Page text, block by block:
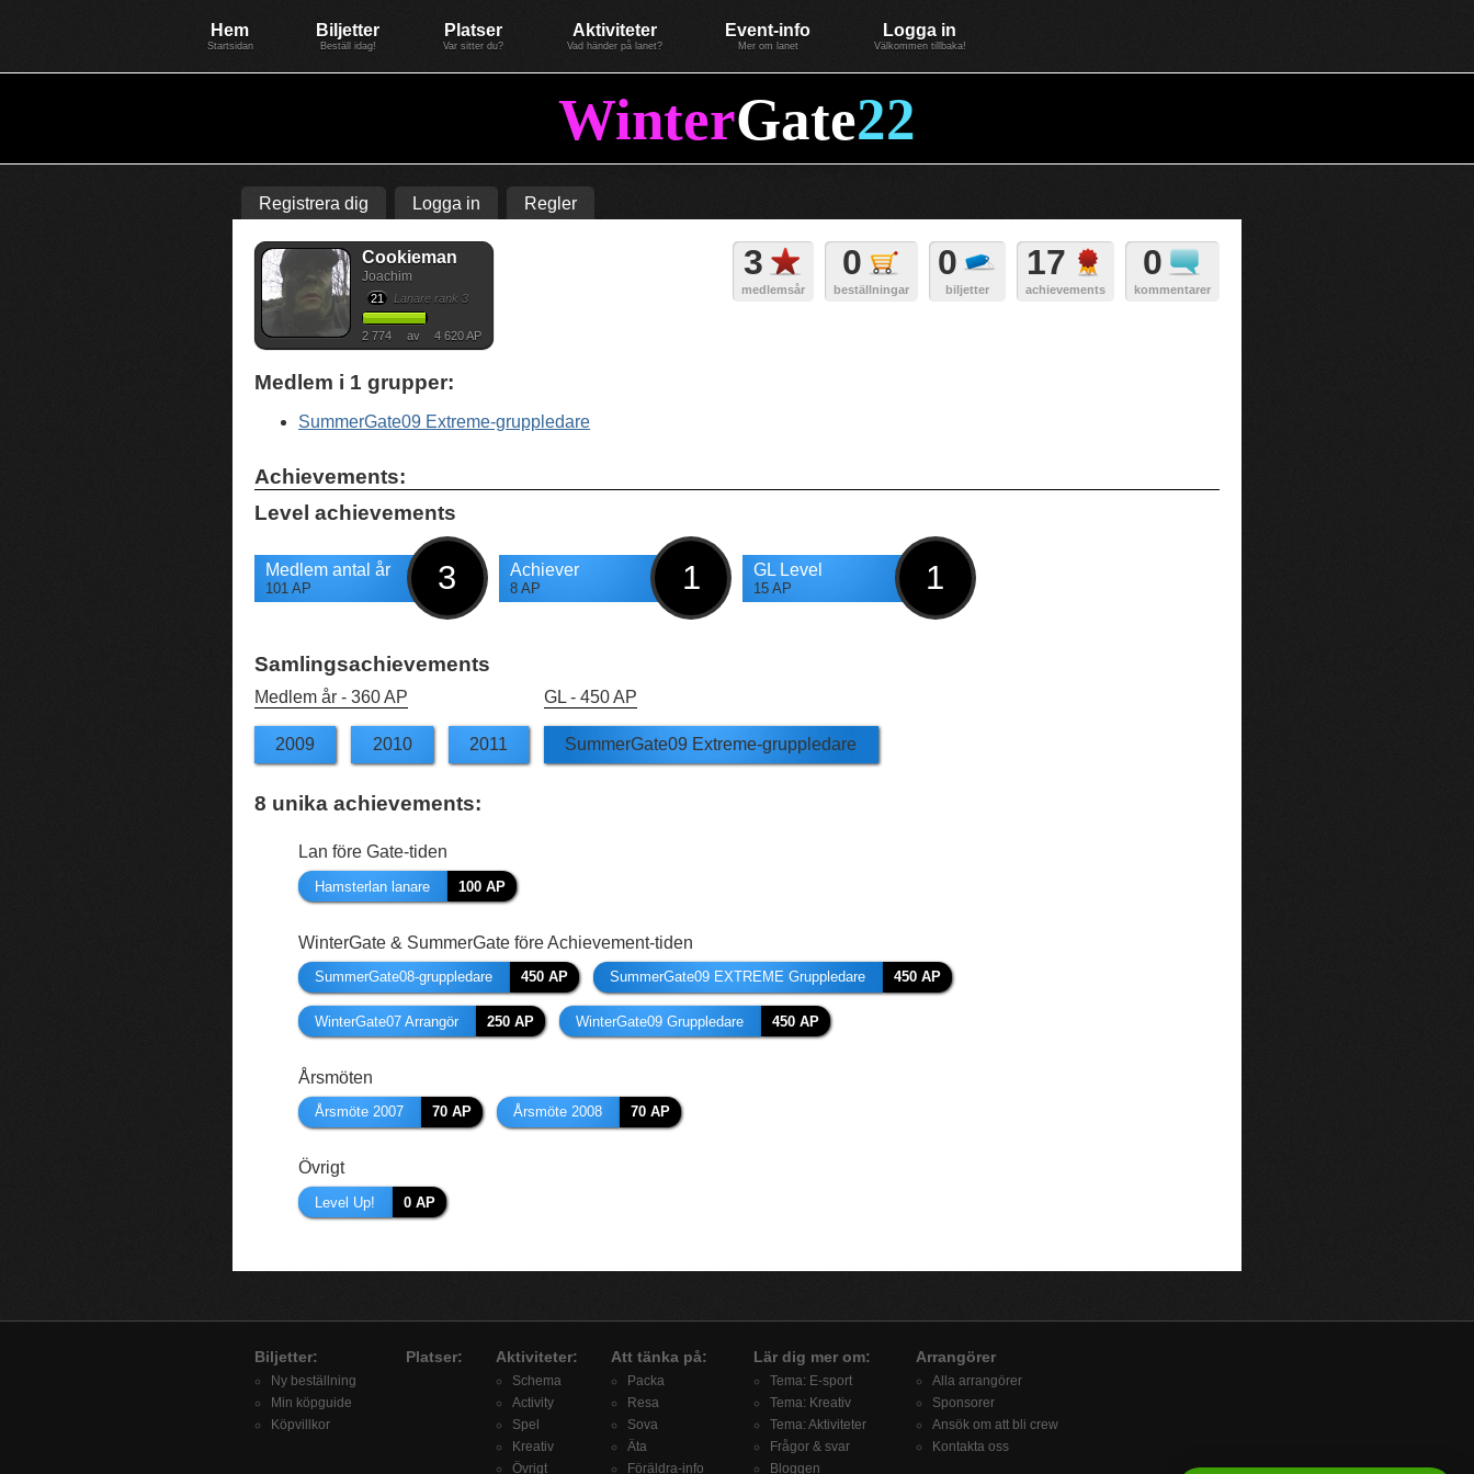
Hem
Startsidan
Biljetter
Beställ idag!
Platser
Var sitter du?
Aktiviteter
Vad händer på lanet?
Event-info
Mer om lanet
Logga in
Välkommen tillbaka!
WinterGate22
Registrera dig Logga in Regler
Cookieman
Joachim
21 Lanare rank 3
2 774 av 4 620 AP
0
kommentarer
17
achievements
0
biljetter
0
beställningar
3
medlemsår
Medlem i 1 grupper:
SummerGate09 Extreme-gruppledare
Achievements:
Level achievements
Medlem antal år
101 AP 3 Achiever
8 AP 1 GL Level
15 AP 1
Samlingsachievements
Medlem år - 360 AP
2009 2010 2011
GL -450 AP
SummerGate09 Extreme-gruppledare
8 unika achievements:
Lan före Gate-tiden
Hamsterlan lanare 100 AP
WinterGate & SummerGate före Achievement-tiden
SummerGate08-gruppledare 450 AP SummerGate09 EXTREME Gruppledare 450 AP
WinterGate07 Arrangör 250 AP WinterGate09 Gruppledare 450 AP
Årsmöten
Årsmöte 2007 70 AP Årsmöte 2008 70 AP
Övrigt
Level Up! 0 AP
Biljetter:
Ny beställning
Min köpguide
Köpvillkor
Platser: Aktiviteter:
Schema
Activity
Spel
Kreativ
Övrigt
Att tänka på:
Packa
Resa
Sova
Äta
Föräldra-info
Lär dig mer om:
Tema: E-sport
Tema: Kreativ
Tema: Aktiviteter
Frågor & svar
Bloggen
Arrangörer
Alla arrangörer
Sponsorer
Ansök om att bli crew
Kontakta oss